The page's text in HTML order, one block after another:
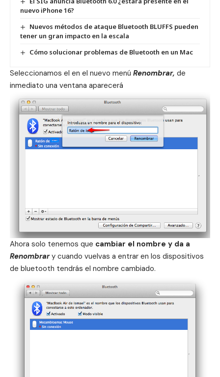
nuevo iPhone 16?
Nuevos métodos de ataque Bluetooth BLUFFS pueden
tener un gran impacto en la escala
Cómo solucionar problemas de Bluetooth en un Mac
Seleccionamos el en el nuevo menú Renombrar, de
inmediato una ventana aparecerá
Ahora solo tenemos que cambiar el nombre y da a
Renombrary cuando vuelvas a entrar en los dispositivos
de bluetooth tendrás el nombre cambiado.